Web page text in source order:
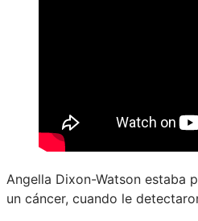
Angella Dixon-Watson estaba
un cáncer, cuando le